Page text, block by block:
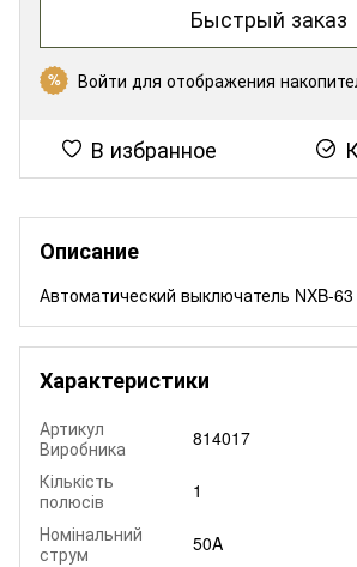
Быстрый заказ
% Войти для отображения
В избранное
Описание
Автоматический выключатель NXB-
Характеристики
Артикул
Виробника
814017
Кількість
полюсів
1
Номінальний
струм
50A